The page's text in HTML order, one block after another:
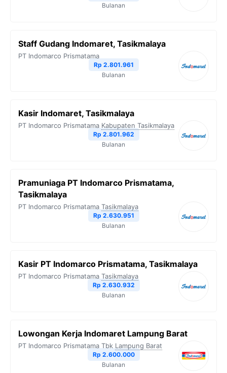
Bulanan
Staff Gudang Indomaret, Tasikmalaya
PT Indomarco Prismatama
Rp 2.801.961
Bulanan
Kasir Indomaret, Tasikmalaya
PT Indomarco Prismatama Kabupaten Tasikmalaya
Rp 2.801.962
Bulanan
Pramuniaga PT Indomarco Prismatama,
Tasikmalaya
PT Indomarco Prismatama Tasikmalaya
Rp 2.630.951
Bulanan
Kasir PT Indomarco Prismatama, Tasikmalaya
PT Indomarco Prismatama Tasikmalaya
Rp 2.630.932
Bulanan
Lowongan Kerja Indomaret Lampung Barat
PT Indomarco Prismatama Tbk Lampung Barat
Rp 2.600.000
Bulanan